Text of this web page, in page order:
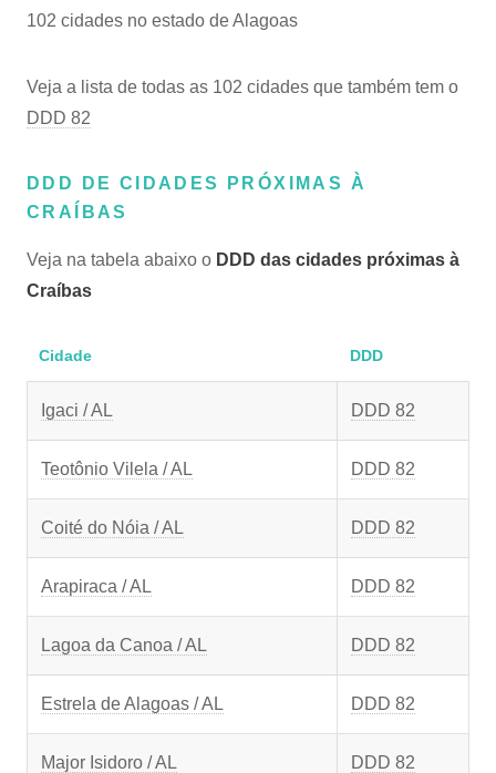
102 cidades no estado de Alagoas
Veja a lista de todas as 102 cidades que também tem o
DDD 82
DDD DE CIDADES PRÓXIMAS À
CRAÍBAS
Veja na tabela abaixo o DDD das cidades próximas à
Craíbas
Cidade DDD
Igaci / AL DDD 82
Teotônio Vilela / AL DDD 82
Coité do Nóia / AL DDD 82
Arapiraca / AL DDD 82
Lagoa da Canoa / AL DDD 82
Estrela de Alagoas / AL DDD 82
Major Isidoro / AL DDD 82